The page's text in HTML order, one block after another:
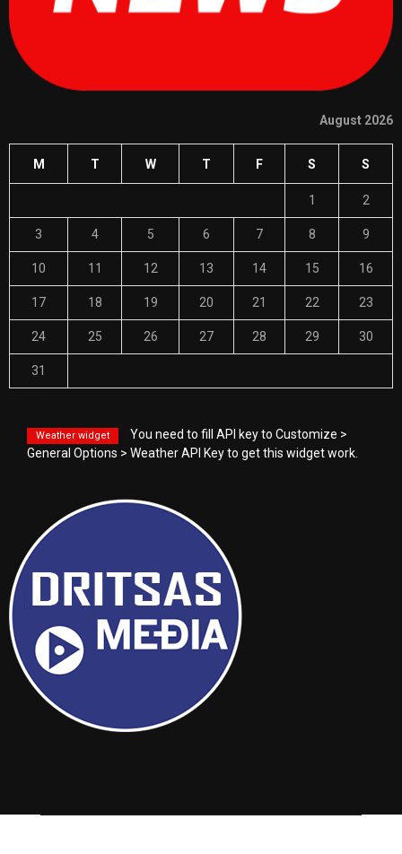
August 2026
M T W T F S S
1 2
3 4 5 6 7 8 9
10 11 12 13 14 15 16
17 18 19 20 21 22 23
24 25 26 27 28 29 30
31
Weather widget
You need to fill API key to Customize >
General Options > Weather API Key to get this widget work.